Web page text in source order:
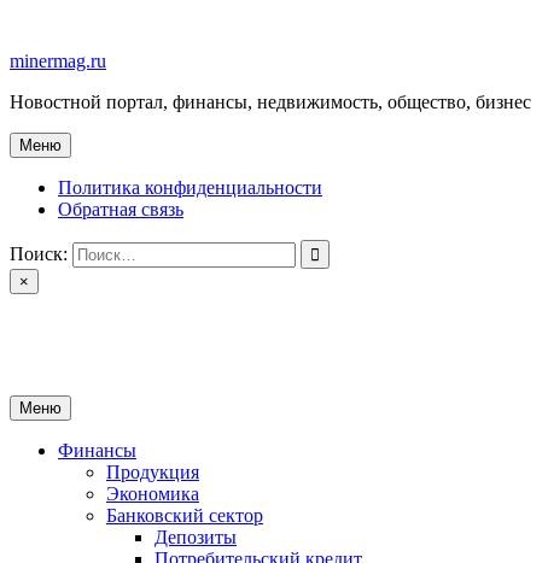
содержимому
minermag.ru
Новостной портал, финансы, недвижимость, общество, бизнес
Меню
Политика конфиденциальности
Обратная связь
Поиск:
×
Меню
Финансы
Продукция
Экономика
Банковский сектор
Депозиты
Потребительский кредит